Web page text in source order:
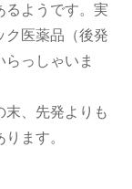
るようです。実
ク医薬品（後発
っしゃいま
末、先発よりも
ます。